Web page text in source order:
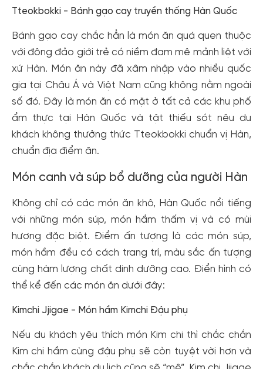
Tteokbokki - Bánh gạo cay truyền thống Hàn Quốc
Bánh gạo cay chắc hẳn là món ăn quá quen thuộc
với đông đảo giới trẻ có niềm đam mê mảnh liệt với
xứ Hàn. Món ăn này đã xâm nhập vào nhiều quốc
gia tại Châu Á và Việt Nam cũng không nằm ngoài
số đó. Đây là món ăn có mặt ở tất cả các khu phố
ẩm thực tại Hàn Quốc và tật thiếu sót nêu du
khách không thưởng thức Tteokbokki chuẩn vị Hàn,
chuẩn địa điểm ăn.
Món canh và súp bổ dưỡng của người Hàn
Không chỉ có các món ăn khô, Hàn Quốc nổi tiếng
với những món súp, món hầm thấm vị và có mùi
hương đặc biệt. Điểm ấn tượng là các món súp,
món hầm đều có cách trang trí, màu sắc ấn tượng
cùng hàm lượng chất dinh dưỡng cao. Điển hình có
thể kể đến các món ăn dưới đây:
Kimchi Jjigae - Món hầm Kimchi Đậu phụ
Nếu du khách yêu thích món Kim chi thì chắc chắn
Kim chi hầm cùng đậu phụ sẽ còn tuyệt vời hơn và